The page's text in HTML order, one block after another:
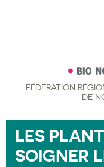
FÉDÉRATION
DE
LES
SOIGNER